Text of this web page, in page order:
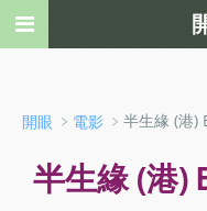
開眼 ﹥ 電影 ﹥半生緣 (港
半生緣 (港)